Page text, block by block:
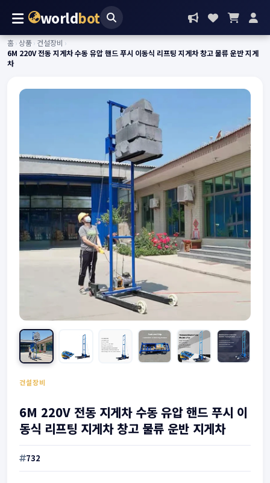
worldbot
홈›상품› 건설장비 ›
6M 220V 전동 지게차 수동 유압 핸드 푸시 이동식 리프팅 지게차 창고 물류 운반 지게
차
건설장비
6M 220V 전동 지게차 수동 유압 핸드 푸시 이
동식 리프팅 지게차 창고 물류 운반 지게차
732